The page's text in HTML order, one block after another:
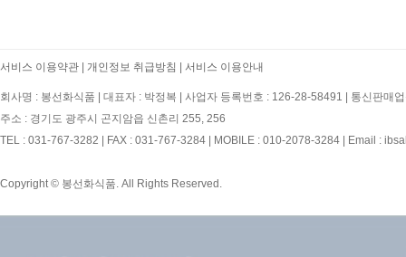
서비스 이용약관 개인정보 취급방침 서비스 이용안내
회사명 : 봉선화식품 대표자 : 박정복 사업자 등록번호 : 126-28-58491
통신판매
주소 : 경기도 광주시 곤지암읍 신촌리 255, 256
TEL : 031-767-3282
FAX : 031-767-3284 MOBILE : 010-2078-3284 Email :
Copyright © 봉선화식품. All Rights Reserved.